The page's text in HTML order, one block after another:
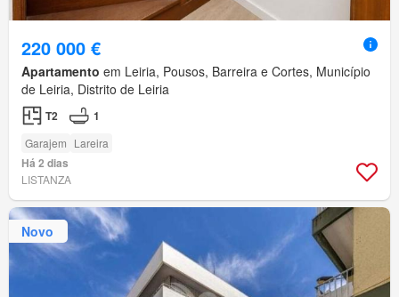
220 000 €
Apartamento em Leiria, Pousos, Barreira e Cortes, Município
de Leiria, Distrito de Leiria
T2 1
Garajem Lareira
Há 2 dias
LISTANZA
Novo